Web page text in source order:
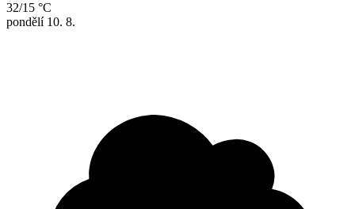
32/15 °C
pondělí 10. 8.